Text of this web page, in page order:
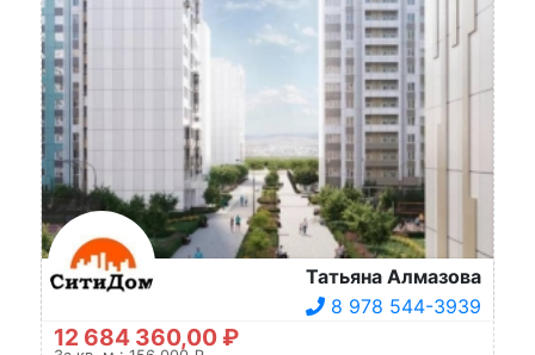
Татьяна Алмазова
8 978 544-3939
12 684 360,00 ₽